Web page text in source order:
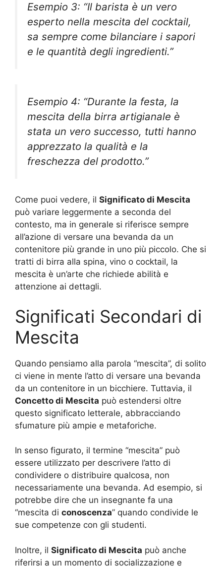
Esempio 3: “Il barista è un vero
esperto nella mescita del cocktail,
sa sempre come bilanciare i sapori
e le quantità degli ingredienti.”
Esempio 4: “Durante la festa, la
mescita della birra artigianale è
stata un vero successo, tutti hanno
apprezzato la qualità e la
freschezza del prodotto.”
Come puoi vedere, il Significato di Mescita
può variare leggermente a seconda del
contesto, ma in generale si riferisce sempre
all’azione di versare una bevanda da un
contenitore più grande in uno più piccolo. Che si
tratti di birra alla spina, vino o cocktail, la
mescita è un’arte che richiede abilità e
attenzione ai dettagli.
Significati Secondari di
Mescita
Quando pensiamo alla parola “mescita”, di solito
ci viene in mente l’atto di versare una bevanda
da un contenitore in un bicchiere. Tuttavia, il
Concetto di Mescita può estendersi oltre
questo significato letterale, abbracciando
sfumature più ampie e metaforiche.
In senso figurato, il termine “mescita” può
essere utilizzato per descrivere l’atto di
condividere o distribuire qualcosa, non
necessariamente una bevanda. Ad esempio, si
potrebbe dire che un insegnante fa una
“mescita di conoscenza” quando condivide le
sue competenze con gli studenti.
Inoltre, il Significato di Mescita può anche
riferirsi a un momento di socializzazione e